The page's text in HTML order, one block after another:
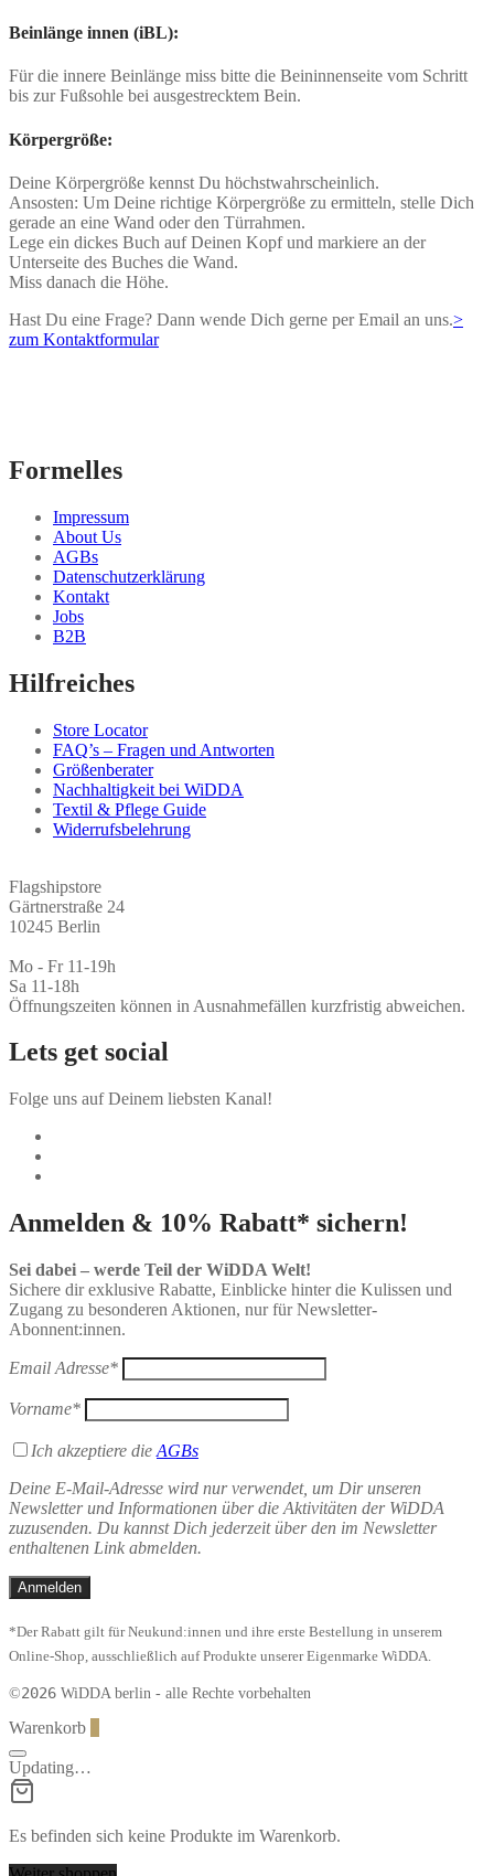
Beinlänge innen (iBL):
Für die innere Beinlänge miss bitte die Beininnenseite vom Schritt
bis zur Fußsohle bei ausgestrecktem Bein.
Körpergröße:
Deine Körpergröße kennst Du höchstwahrscheinlich.
Ansosten: Um Deine richtige Körpergröße zu ermitteln, stelle Dich
gerade an eine Wand oder den Türrahmen.
Lege ein dickes Buch auf Deinen Kopf und markiere an der
Unterseite des Buches die Wand.
Miss danach die Höhe.
Hast Du eine Frage? Dann wende Dich gerne per Email an uns.>
zum Kontaktformular
Formelles
Impressum
About Us
AGBs
Datenschutzerklärung
Kontakt
Jobs
B2B
Hilfreiches
Store Locator
FAQ’s – Fragen und Antworten
Größenberater
Nachhaltigkeit bei WiDDA
Textil & Pflege Guide
Widerrufsbelehrung
Flagshipstore
Gärtnerstraße 24
10245 Berlin
Mo - Fr 11-19h
Sa 11-18h
Öffnungszeiten können in Ausnahmefällen kurzfristig abweichen.
Lets get social
Folge uns auf Deinem liebsten Kanal!
Anmelden & 10% Rabatt* sichern!
Sei dabei – werde Teil der WiDDA Welt!
Sichere dir exklusive Rabatte, Einblicke hinter die Kulissen und
Zugang zu besonderen Aktionen, nur für Newsletter-
Abonnent:innen.
Email Adresse*
Vorname*
Ich akzeptiere die AGBs
Deine E-Mail-Adresse wird nur verwendet, um Dir unseren
Newsletter und Informationen über die Aktivitäten der WiDDA
zuzusenden. Du kannst Dich jederzeit über den im Newsletter
enthaltenen Link abmelden.
*Der Rabatt gilt für Neukund:innen und ihre erste Bestellung in unserem
Online-Shop, ausschließlich auf Produkte unserer Eigenmarke WiDDA.
©2026 WiDDA berlin - alle Rechte vorbehalten
Warenkorb
Updating…
Es befinden sich keine Produkte im Warenkorb.